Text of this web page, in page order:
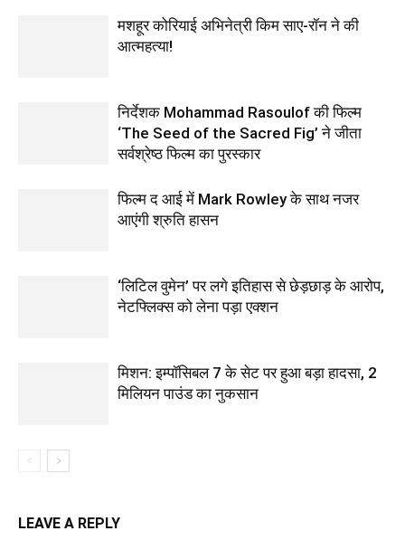
मशहूर कोरियाई अभिनेत्री किम साए-रॉन ने की
आत्महत्या!
निर्देशक Mohammad Rasoulof की फिल्म
‘The Seed of the Sacred Fig’ ने जीता
सर्वश्रेष्ठ फिल्म का पुरस्कार
फिल्‍म द आई में Mark Rowley के साथ नजर
आएंगी श्रुति हासन
‘लिटिल वुमेन’ पर लगे इतिहास से छेड़छाड़ के आरोप,
नेटफ्लिक्स को लेना पड़ा एक्‍शन
मिशन: इम्पॉसिबल 7 के सेट पर हुआ बड़ा हादसा, 2
मिलियन पाउंड का नुकसान
LEAVE A REPLY